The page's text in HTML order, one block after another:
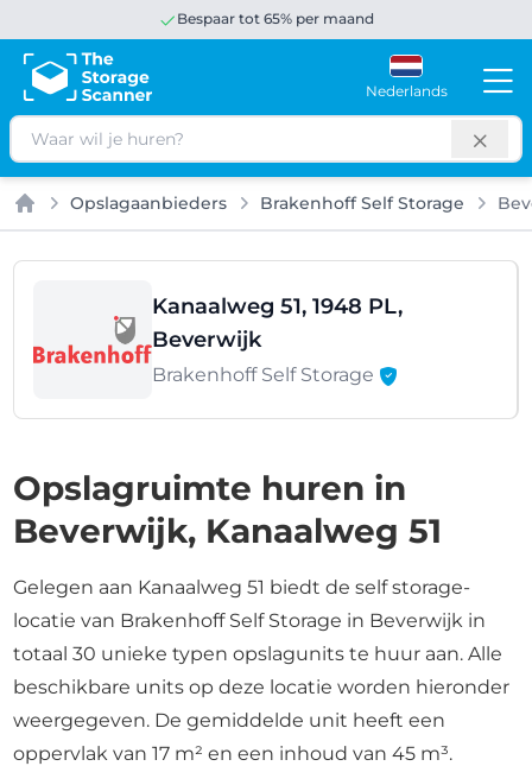
Bespaar tot 65% per maand
Nederlands
Zoeken
Home
Opslagaanbieders Brakenhoff Self Storage
Kanaalweg 51, 1948 PL,
Beverwijk
Brakenhoff Self Storage
Opslagruimte huren in
Beverwijk, Kanaalweg 51
Gelegen aan Kanaalweg 51 biedt de self storage-
locatie van Brakenhoff Self Storage in Beverwijk in
totaal 30 unieke typen opslagunits te huur aan. Alle
beschikbare units op deze locatie worden hieronder
weergegeven. De gemiddelde unit heeft een
oppervlak van 17 m² en een inhoud van 45 m³.